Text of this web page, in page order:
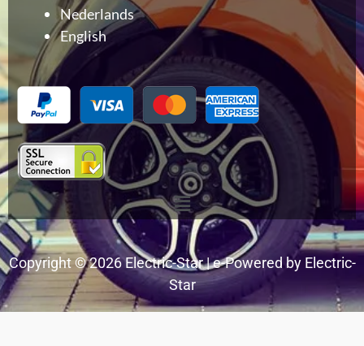
Nederlands
English
Menu
Copyright © 2026 Electric-Star | e-Powered by Electric-
Star